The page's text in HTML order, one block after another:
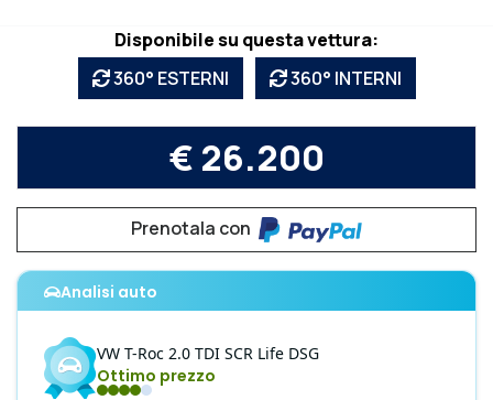
Disponibile su questa vettura:
360° ESTERNI
360° INTERNI
€ 26.200
Prenotala con
Analisi auto
VW T-Roc 2.0 TDI SCR Life DSG
Ottimo prezzo